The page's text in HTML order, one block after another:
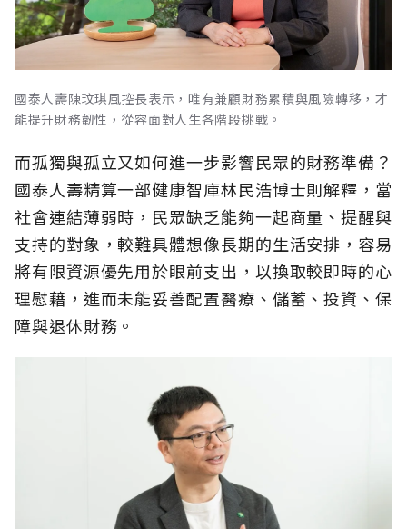
國泰人壽陳玟琪風控長表示，唯有兼顧財務累積與風險轉移，才
能提升財務韌性，從容面對人生各階段挑戰。
而孤獨與孤立又如何進一步影響民眾的財務準備？
國泰人壽精算一部健康智庫林民浩博士則解釋，當
社會連結薄弱時，民眾缺乏能夠一起商量、提醒與
支持的對象，較難具體想像長期的生活安排，容易
將有限資源優先用於眼前支出，以換取較即時的心
理慰藉，進而未能妥善配置醫療、儲蓄、投資、保
障與退休財務。